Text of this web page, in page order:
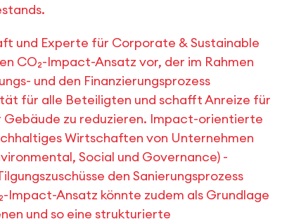
und Experte für Corporate & Sustainable
CO₂-Impact-Ansatz vor, der im Rahmen
und den Finanzierungsprozess
für alle Beteiligten und schafft Anreize für
Gebäude zu reduzieren. Impact-orientierte
Wirtschaften von Unternehmen
Social und Governance) -
den Sanierungsprozess
Ansatz könnte zudem als Grundlage
und so eine strukturierte